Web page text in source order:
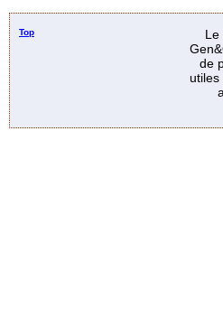
Top
Le
de
utiles